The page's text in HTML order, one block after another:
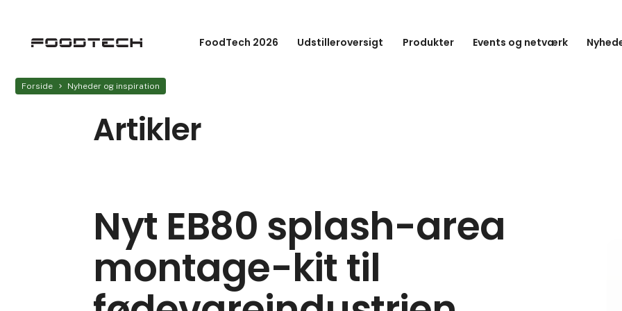
FoodTech 2026 Udstilleroversigt Produkter Events og netværk
Forside Nyheder og inspiration
Artikler
Nyt EB80 splash-area
montage-kit til